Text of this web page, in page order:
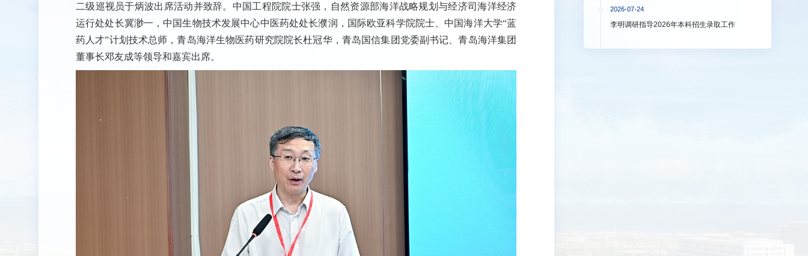
二级巡视员于炳波出席活动并致辞。中国工程院院士张强，自然资源部海洋战略规划与经济司海洋经济
运行处处长冀渺一，中国生物技术发展中心中医药处处长濮润，国际欧亚科学院院士、中国海洋大学“蓝
药人才”计划技术总师，青岛海洋生物医药研究院院长杜冠华，青岛国信集团党委副书记、青岛海洋集团
董事长邓友成等领导和嘉宾出席。
2026-07-24
李明调研指导2026年本科招生录取工作